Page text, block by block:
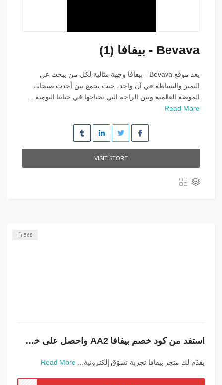
Bevava - بيفافا (1)
يعد موقع Bevava - بيفافا وجهة مثالية لكل من يبحث عن
التميز والبساطة في آن واحد، حيث يجمع بين أحدث صيحات
الموضة العالمية وبين الراحة التي نحتاجها في حياتنا اليومية....
Read More
VISIT STORE
568
استفد من كود خصم بيفافا AA2 واحصل على خصم 10% بالبلاك فرايدي
يقدّم لك متجر بيفافا تجربة تسوّق إلكترونية... Read More